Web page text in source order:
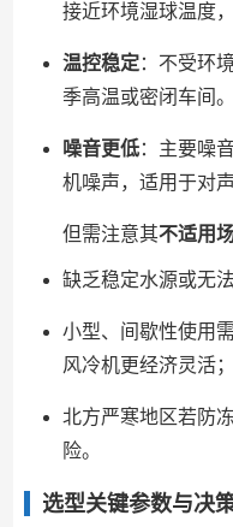
接近环境湿球温度
温控稳定：不受环
季高温或密闭车间。
噪音更低：主要噪
机噪声，适用于对
但需注意其不适用
缺乏稳定水源或无
小型、间歇性使用
风冷机更经济灵活；
北方严寒地区若防
险。
选型关键参数与决